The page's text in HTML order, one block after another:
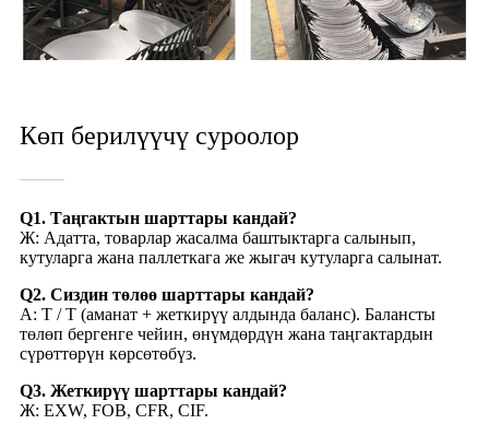
Көп берилүүчү суроолор
Q1. Таңгактын шарттары кандай?
Ж: Адатта, товарлар жасалма баштыктарга салынып,
кутуларга жана паллеткага же жыгач кутуларга салынат.
Q2. Сиздин төлөө шарттары кандай?
A: T / T (аманат + жеткирүү алдында баланс). Балансты
төлөп бергенге чейин, өнүмдөрдүн жана таңгактардын
сүрөттөрүн көрсөтөбүз.
Q3. Жеткирүү шарттары кандай?
Ж: EXW, FOB, CFR, CIF.